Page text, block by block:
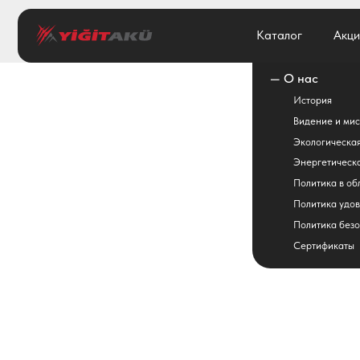
Акции
Каталог Акции
Каталог
Сертификаты
Политика
Политика
Политика в области
Энергетическая
Экологическая
Видение и миссия